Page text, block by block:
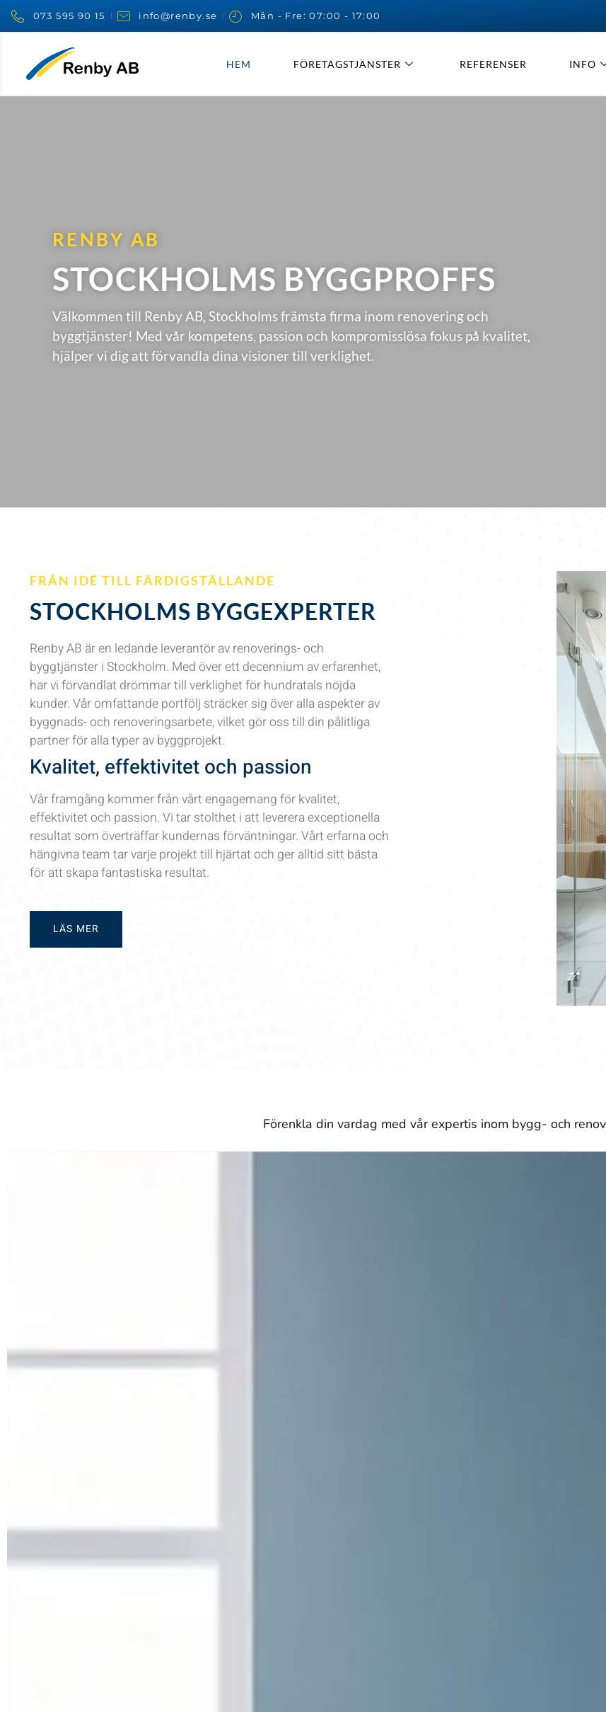
073 595 90 15 info@renby.se Mån - Fre: 07:00 - 17:00
HEM FÖRETAGSTJÄNSTER REFERENSER INFO
RENBY AB
STOCKHOLMS BYGGPROFFS
Välkommen till Renby AB, Stockholms främsta firma inom renovering och
byggtjänster! Med vår kompetens, passion och kompromisslösa fokus på kvalitet,
hjälper vi dig att förvandla dina visioner till verklighet.
FRÅN IDÉ TILL FÄRDIGSTÄLLANDE
STOCKHOLMS BYGGEXPERTER
Renby AB är en ledande leverantör av renoverings- och
byggtjänster i Stockholm. Med över ett decennium av erfarenhet,
har vi förvandlat drömmar till verklighet för hundratals nöjda
kunder. Vår omfattande portfölj sträcker sig över alla aspekter av
byggnads- och renoveringsarbete, vilket gör oss till din pålitliga
partner för alla typer av byggprojekt.
Kvalitet, effektivitet och passion
Vår framgång kommer från vårt engagemang för kvalitet,
effektivitet och passion. Vi tar stolthet i att leverera exceptionella
resultat som överträffar kundernas förväntningar. Vårt erfarna och
hängivna team tar varje projekt till hjärtat och ger alltid sitt bästa
för att skapa fantastiska resultat.
LÄS MER
Förenkla din vardag med vår expertis inom bygg- och